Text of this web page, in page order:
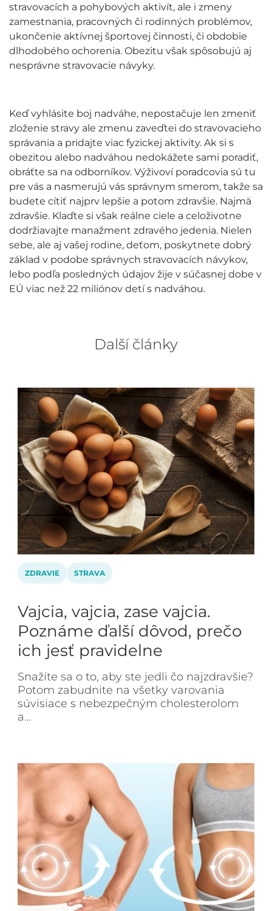
stravovacích a pohybových aktivít, ale i zmeny
zamestnania, pracovných či rodinných problémov,
ukončenie aktívnej športovej činnosti, či obdobie
dlhodobého ochorenia. Obezitu však spôsobujú aj
nesprávne stravovacie návyky.
Keď vyhlásite boj nadváhe, nepostačuje len zmeniť
zloženie stravy ale zmenu zaveďtei do stravovacieho
správania a pridajte viac fyzickej aktivity. Ak si s
obezitou alebo nadváhou nedokážete sami poradiť,
obráťte sa na odborníkov. Výživoví poradcovia sú tu
pre vás a nasmerujú vás správnym smerom, takže sa
budete cítiť najprv lepšie a potom zdravšie. Najmä
zdravšie. Klaďte si však reálne ciele a celoživotne
dodržiavajte manažment zdravého jedenia. Nielen
sebe, ale aj vašej rodine, deťom, poskytnete dobrý
základ v podobe správnych stravovacích návykov,
lebo podľa posledných údajov žije v súčasnej dobe v
EÚ viac než 22 miliónov detí s nadváhou.
Další články
ZDRAVIE STRAVA
Vajcia, vajcia, zase vajcia.
Poznáme ďalší dôvod, prečo
ich jesť pravidelne
Snažíte sa o to, aby ste jedli čo najzdravšie?
Potom zabudnite na všetky varovania
súvisiace s nebezpečným cholesterolom
a…